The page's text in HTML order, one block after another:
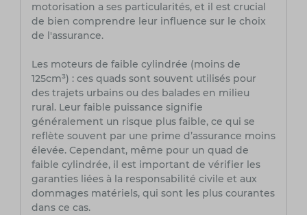
motorisation a ses particularités, et il est crucial
de bien comprendre leur influence sur le choix
de l'assurance.
Les moteurs de faible cylindrée (moins de
125cm³) : ces quads sont souvent utilisés pour
des trajets urbains ou des balades en milieu
rural. Leur faible puissance signifie
généralement un risque plus faible, ce qui se
reflète souvent par une prime d’assurance moins
élevée. Cependant, même pour un quad de
faible cylindrée, il est important de vérifier les
garanties liées à la responsabilité civile et aux
dommages matériels, qui sont les plus courantes
dans ce cas.